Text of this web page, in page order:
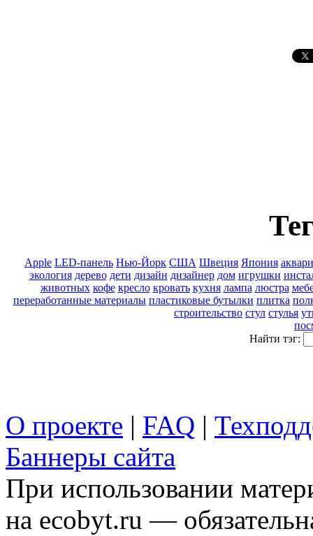
Apple LED-панель Нью-Йорк США Швеция Япония
экология дерево дети дизайн дизайнер дом игрушки
животных кофе кресло кровать кухня лампа люстра
переработанные материалы пластиковые бутылки плитка
строительство стул стулья
Найти тэг:
О проекте | FAQ |
Баннеры сайта
При использовании
на ecobyt.ru —